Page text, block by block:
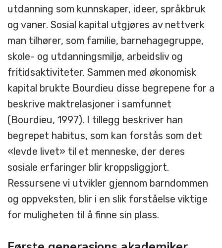
utdanning som kunnskaper, ideer, språkbruk
og vaner. Sosial kapital utgjøres av nettverk
man tilhører, som familie, barnehagegruppe,
skole- og utdanningsmiljø, arbeidsliv og
fritidsaktiviteter. Sammen med økonomisk
kapital brukte Bourdieu disse begrepene for a
beskrive maktrelasjoner i samfunnet
(Bourdieu, 1997). I tillegg beskriver han
begrepet habitus, som kan forstås som det
«levde livet» til et menneske, der deres
sosiale erfaringer blir kroppsliggjort.
Ressursene vi utvikler gjennom barndommen
og oppveksten, blir i en slik forståelse viktige
for muligheten til å finne sin plass.